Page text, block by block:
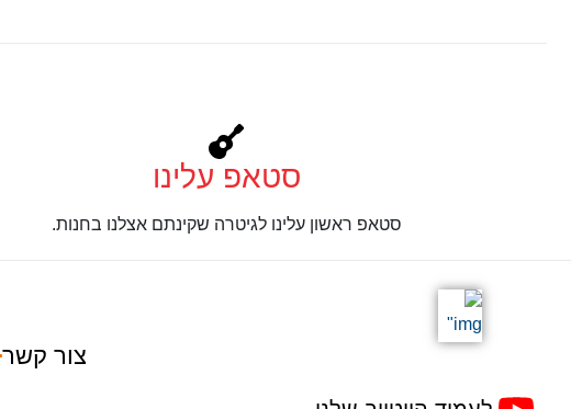
סטאפ עלינו
סטאפ ראשון עלינו לגיטרה שקינתם אצלנו בחנות.
צור קשר